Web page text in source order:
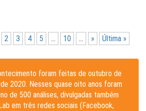
2 3 4 5 ... 10 ... » Última »
foram feitas de outubro de
2020. Nesses quase oito anos foram
de 500 análises, divulgadas também
em três redes sociais (Facebook,